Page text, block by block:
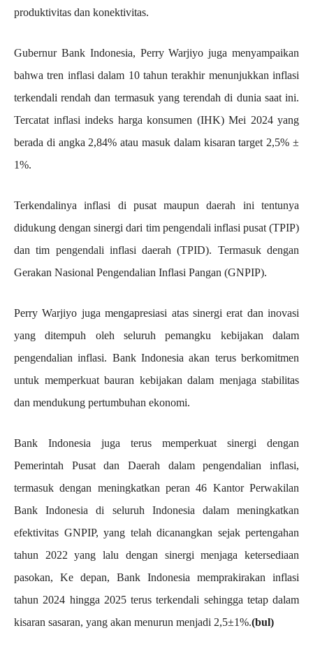
produktivitas dan konektivitas.
Gubernur Bank Indonesia, Perry Warjiyo juga menyampaikan
bahwa tren inflasi dalam 10 tahun terakhir menunjukkan inflasi
terkendali rendah dan termasuk yang terendah di dunia saat ini.
Tercatat inflasi indeks harga konsumen (IHK) Mei 2024 yang
berada di angka 2,84% atau masuk dalam kisaran target 2,5% ±
1%.
Terkendalinya inflasi di pusat maupun daerah ini tentunya
didukung dengan sinergi dari tim pengendali inflasi pusat (TPIP)
dan tim pengendali inflasi daerah (TPID). Termasuk dengan
Gerakan Nasional Pengendalian Inflasi Pangan (GNPIP).
Perry Warjiyo juga mengapresiasi atas sinergi erat dan inovasi
yang ditempuh oleh seluruh pemangku kebijakan dalam
pengendalian inflasi. Bank Indonesia akan terus berkomitmen
untuk memperkuat bauran kebijakan dalam menjaga stabilitas
dan mendukung pertumbuhan ekonomi.
Bank Indonesia juga terus memperkuat sinergi dengan
Pemerintah Pusat dan Daerah dalam pengendalian inflasi,
termasuk dengan meningkatkan peran 46 Kantor Perwakilan
Bank Indonesia di seluruh Indonesia dalam meningkatkan
efektivitas GNPIP, yang telah dicanangkan sejak pertengahan
tahun 2022 yang lalu dengan sinergi menjaga ketersediaan
pasokan, Ke depan, Bank Indonesia memprakirakan inflasi
tahun 2024 hingga 2025 terus terkendali sehingga tetap dalam
kisaran sasaran, yang akan menurun menjadi 2,5±1%.(bul)